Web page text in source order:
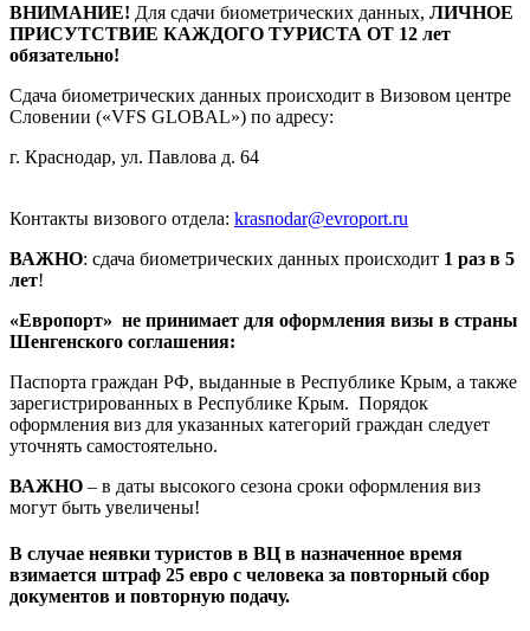
ВНИМАНИЕ! Для сдачи биометрических данных, ЛИЧНОЕ
ПРИСУТСТВИЕ КАЖДОГО ТУРИСТА ОТ 12 лет
обязательно!
Сдача биометрических данных происходит в Визовом центре
Словении («VFS GLOBAL») по адресу:
г. Краснодар, ул. Павлова д. 64
Контакты визового отдела: krasnodar@evroport.ru
ВАЖНО: сдача биометрических данных происходит 1 раз в 5
лет!
«Европорт» не принимает для оформления визы в страны
Шенгенского соглашения:
Паспорта граждан РФ, выданные в Республике Крым, а также
зарегистрированных в Республике Крым. Порядок
оформления виз для указанных категорий граждан следует
уточнять самостоятельно.
ВАЖНО – в даты высокого сезона сроки оформления виз
могут быть увеличены!
В случае неявки туристов в ВЦ в назначенное время
взимается штраф 25 евро с человека за повторный сбор
документов и повторную подачу.